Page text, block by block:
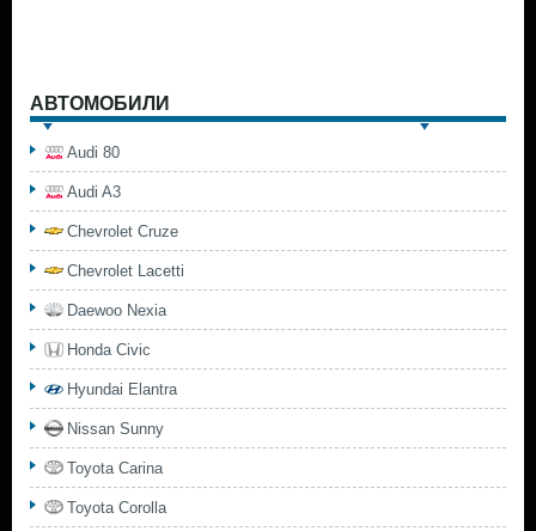
АВТОМОБИЛИ
Audi 80
Audi A3
Chevrolet Cruze
Chevrolet Lacetti
Daewoo Nexia
Honda Civic
Hyundai Elantra
Nissan Sunny
Toyota Carina
Toyota Corolla